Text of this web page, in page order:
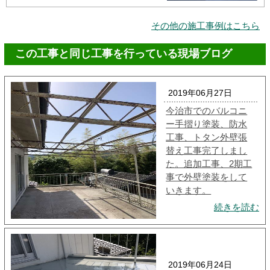
その他の施工事例はこちら
この工事と同じ工事を行っている現場ブログ
2019年06月27日
今治市でのバルコニ
ー手摺り塗装、防水
工事、トタン外壁張
替え工事完了しまし
た。追加工事、2期工
事で外壁塗装をして
いきます。
続きを読む
2019年06月24日